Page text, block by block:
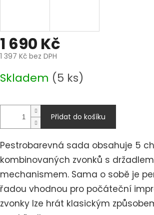
1 690 Kč
1 397 Kč bez DPH
cena:
Skladem (5 ks)
Přidat do košíku
Pestrobarevná sada obsahuje 5
kombinovaných zvonků s
mechanismem. Sama o sobě je
řadou vhodnou pro počáteční
zvonky lze hrát klasickým